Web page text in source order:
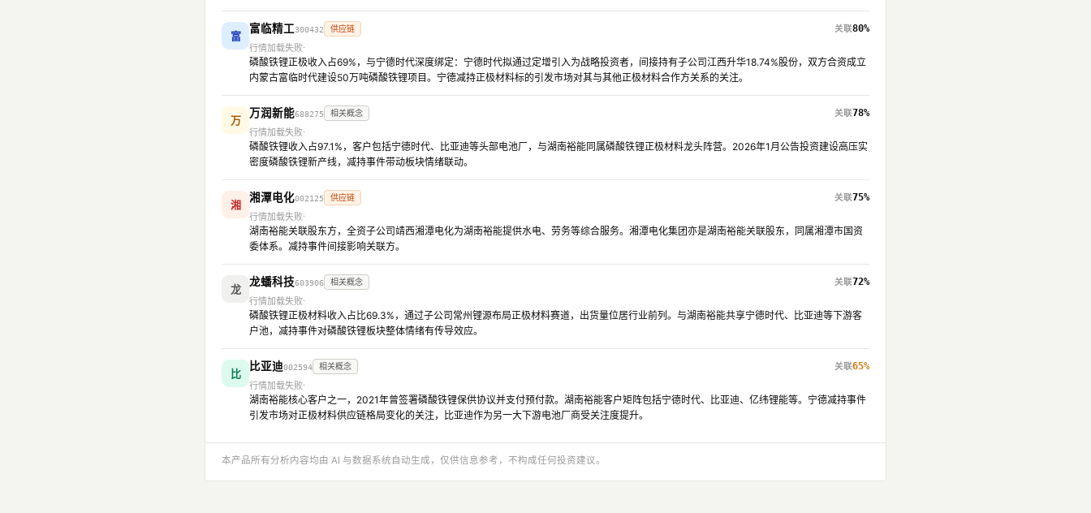
富
富临精工300432 供应链
80%
行情加载失败
磷酸铁锂正极收入占69%，与宁德时代深度绑定：宁德时代拟通过定增引入为战略投资者，间接持有子公司江西升华18.74%股份，双方合资成立
内蒙古富临时代建设50万吨磷酸铁锂项目。宁德减持正极材料标的引发市场对其与其他正极材料合作方关系的关注。
万
万润新能688275 相关概念
78%
行情加载失败
磷酸铁锂收入占97.1%，客户包括宁德时代、比亚迪等头部电池厂，与湖南裕能同属磷酸铁锂正极材料龙头阵营。2026年1月公告投资建设高压实
密度磷酸铁锂新产线，减持事件带动板块情绪联动。
湘
湘潭电化002125 供应链
75%
行情加载失败
湖南裕能关联股东方，全资子公司靖西湘潭电化为湖南裕能提供水电、劳务等综合服务。湘潭电化集团亦是湖南裕能关联股东，同属湘潭市国资
委体系。减持事件间接影响关联方。
龙
龙蟠科技603906 相关概念
72%
行情加载失败
磷酸铁锂正极材料收入占比69.3%，通过子公司常州锂源布局正极材料赛道，出货量位居行业前列。与湖南裕能共享宁德时代、比亚迪等下游客
户池，减持事件对磷酸铁锂板块整体情绪有传导效应。
比
比亚迪002594 相关概念
65%
行情加载失败
湖南裕能核心客户之一，2021年曾签署磷酸铁锂保供协议并支付预付款。湖南裕能客户矩阵包括宁德时代、比亚迪、亿纬锂能等。宁德减持事件
引发市场对正极材料供应链格局变化的关注，比亚迪作为另一大下游电池厂商受关注度提升。
本产品所有分析内容均由 AI 与数据系统自动生成，仅供信息参考，不构成任何投资建议。